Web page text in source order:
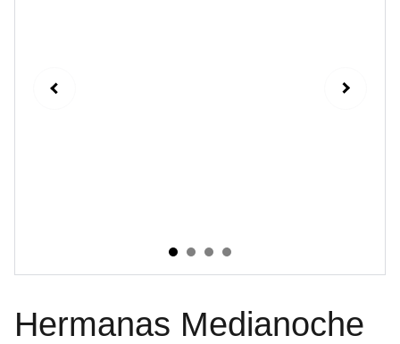
Hermanas Medianoche